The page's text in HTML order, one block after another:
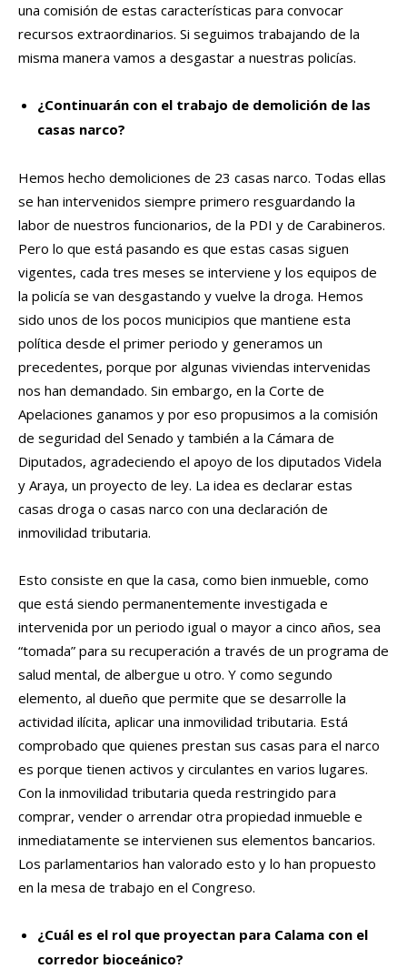
una comisión de estas características para convocar
recursos extraordinarios. Si seguimos trabajando de la
misma manera vamos a desgastar a nuestras policías.
¿Continuarán con el trabajo de demolición de las
casas narco?
Hemos hecho demoliciones de 23 casas narco. Todas ellas
se han intervenidos siempre primero resguardando la
labor de nuestros funcionarios, de la PDI y de Carabineros.
Pero lo que está pasando es que estas casas siguen
vigentes, cada tres meses se interviene y los equipos de
la policía se van desgastando y vuelve la droga. Hemos
sido unos de los pocos municipios que mantiene esta
política desde el primer periodo y generamos un
precedentes, porque por algunas viviendas intervenidas
nos han demandado. Sin embargo, en la Corte de
Apelaciones ganamos y por eso propusimos a la comisión
de seguridad del Senado y también a la Cámara de
Diputados, agradeciendo el apoyo de los diputados Videla
y Araya, un proyecto de ley. La idea es declarar estas
casas droga o casas narco con una declaración de
inmovilidad tributaria.
Esto consiste en que la casa, como bien inmueble, como
que está siendo permanentemente investigada e
intervenida por un periodo igual o mayor a cinco años, sea
“tomada” para su recuperación a través de un programa de
salud mental, de albergue u otro. Y como segundo
elemento, al dueño que permite que se desarrolle la
actividad ilícita, aplicar una inmovilidad tributaria. Está
comprobado que quienes prestan sus casas para el narco
es porque tienen activos y circulantes en varios lugares.
Con la inmovilidad tributaria queda restringido para
comprar, vender o arrendar otra propiedad inmueble e
inmediatamente se intervienen sus elementos bancarios.
Los parlamentarios han valorado esto y lo han propuesto
en la mesa de trabajo en el Congreso.
¿Cuál es el rol que proyectan para Calama con el
corredor bioceánico?